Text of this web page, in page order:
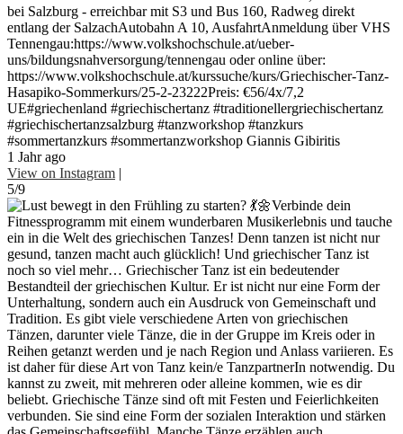
bei Salzburg - erreichbar mit S3 und Bus 160, Radweg direkt
entlang der SalzachAutobahn A 10, AusfahrtAnmeldung über VHS
Tennengau:https://www.volkshochschule.at/ueber-
uns/bildungsnahversorgung/tennengau oder online über:
https://www.volkshochschule.at/kurssuche/kurs/Griechischer-Tanz-
Hasapiko-Sommerkurs/25-2-23222Preis: €56/4x/7,2
UE#griechenland #griechischertanz #traditionellergriechischertanz
#griechischertanzsalzburg #tanzworkshop #tanzkurs
#sommertanzkurs #sommertanzworkshop Giannis Gibiritis
1 Jahr ago
View on Instagram |
5/9